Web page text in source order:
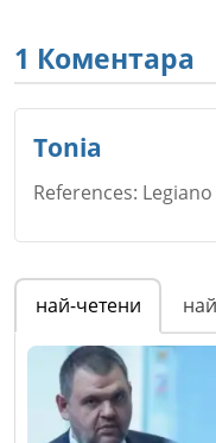
1 Коментара
Tonia
References:
Име*
Email
най-четени